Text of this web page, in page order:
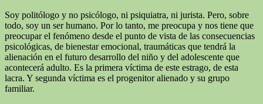
Soy politólogo y no psicólogo, ni psiquiatra, ni jurista. Pero, sobre
todo, soy un ser humano. Por lo tanto, me preocupa y nos tiene que
preocupar el fenómeno desde el punto de vista de las consecuencias
psicológicas, de bienestar emocional, traumáticas que tendrá la
alienación en el futuro desarrollo del niño y del adolescente que
acontecerá adulto. Es la primera víctima de este estrago, de esta
lacra. Y segunda víctima es el progenitor alienado y su grupo
familiar.